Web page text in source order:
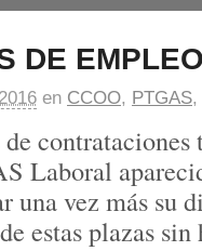
DE
en CCOO, PTGAS,
contrataciones
Laboral
una vez más su
estas plazas